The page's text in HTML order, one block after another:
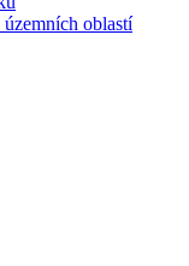
územních oblastí